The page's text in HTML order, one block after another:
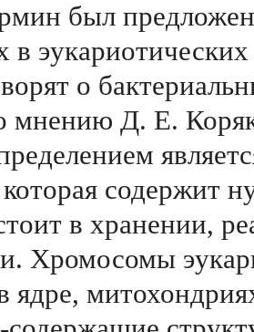
был
о
мнению Д. Е.
содержит
в хранении,
Хромосомы
ядре,